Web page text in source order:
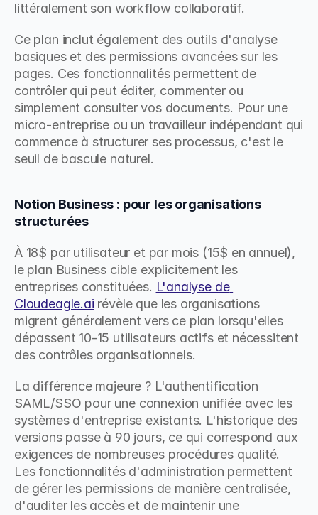
littéralement son workflow collaboratif.
Ce plan inclut également des outils d'analyse
basiques et des permissions avancées sur les
pages. Ces fonctionnalités permettent de
contrôler qui peut éditer, commenter ou
simplement consulter vos documents. Pour une
micro-entreprise ou un travailleur indépendant qui
commence à structurer ses processus, c'est le
seuil de bascule naturel.
Notion Business : pour les organisations
structurées
À 18$ par utilisateur et par mois (15$ en annuel),
le plan Business cible explicitement les
entreprises constituées. L'analyse de
Cloudeagle.ai révèle que les organisations
migrent généralement vers ce plan lorsqu'elles
dépassent 10-15 utilisateurs actifs et nécessitent
des contrôles organisationnels.
La différence majeure ? L'authentification
SAML/SSO pour une connexion unifiée avec les
systèmes d'entreprise existants. L'historique des
versions passe à 90 jours, ce qui correspond aux
exigences de nombreuses procédures qualité.
Les fonctionnalités d'administration permettent
de gérer les permissions de manière centralisée,
d'auditer les accès et de maintenir une